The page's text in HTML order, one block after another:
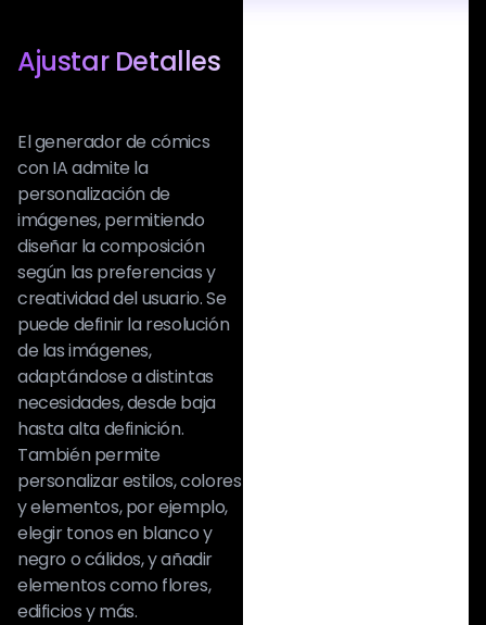
Ajustar Detalles
El generador de cómics
con IA admite la
personalización de
imágenes, permitiendo
diseñar la composición
según las preferencias y
creatividad del usuario. Se
puede definir la resolución
de las imágenes,
adaptándose a distintas
necesidades, desde baja
hasta alta definición.
También permite
personalizar estilos, colores
y elementos, por ejemplo,
elegir tonos en blanco y
negro o cálidos, y añadir
elementos como flores,
edificios y más.